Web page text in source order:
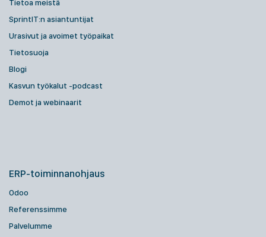
Tietoa meistä
SprintIT:n asiantuntijat
Urasivut ja avoimet työpaikat
Tietosuoja
Blogi
Kasvun työkalut -podcast
Demot ja webinaarit
ERP-toiminnanohjaus
Odoo
Referenssimme
Palvelumme